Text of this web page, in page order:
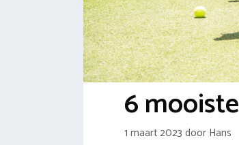
6
1 maart 2023 door Hans